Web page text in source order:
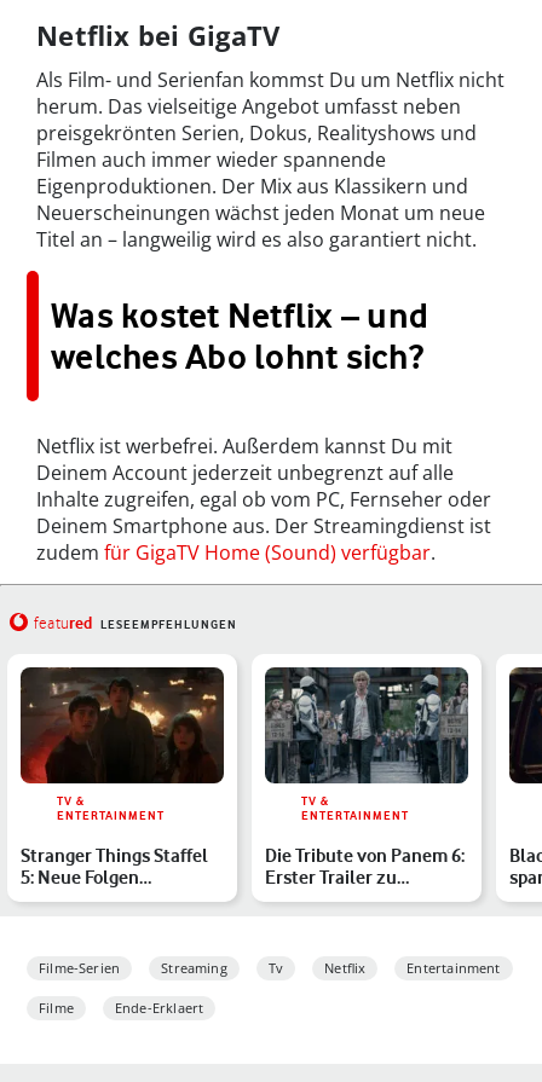
Netflix bei GigaTV
Als Film- und Serienfan kommst Du um Netflix nicht
herum. Das vielseitige Angebot umfasst neben
preisgekrönten Serien, Dokus, Realityshows und
Filmen auch immer wieder spannende
Eigenproduktionen. Der Mix aus Klassikern und
Neuerscheinungen wächst jeden Monat um neue
Titel an – langweilig wird es also garantiert nicht.
Was kostet Netflix – und
welches Abo lohnt sich?
Netflix ist werbefrei. Außerdem kannst Du mit
Deinem Account jederzeit unbegrenzt auf alle
Inhalte zugreifen, egal ob vom PC, Fernseher oder
Deinem Smartphone aus. Der Streamingdienst ist
zudem für GigaTV Home (Sound) verfügbar.
featured LESEEMPFEHLUNGEN
TV &
ENTERTAINMENT
Stranger Things Staffel
5: Neue Folgen
erscheinen bald – alle
TV &
ENTERTAINMENT
Die Tribute von Panem 6:
Erster Trailer zu
„Sunrise on the Reapin…
Filme-Serien Streaming Tv Netflix Entertainment
Filme Ende-Erklaert